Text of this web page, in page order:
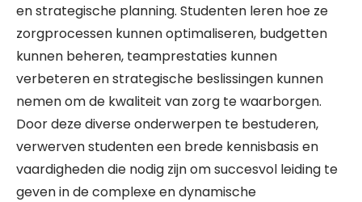
en strategische planning. Studenten leren hoe ze
zorgprocessen kunnen optimaliseren, budgetten
kunnen beheren, teamprestaties kunnen
verbeteren en strategische beslissingen kunnen
nemen om de kwaliteit van zorg te waarborgen.
Door deze diverse onderwerpen te bestuderen,
verwerven studenten een brede kennisbasis en
vaardigheden die nodig zijn om succesvol leiding te
geven in de complexe en dynamische